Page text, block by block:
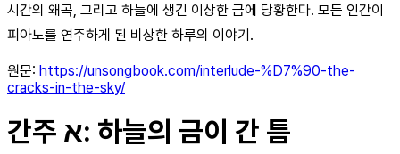
시간의 왜곡, 그리고 하늘에 생긴 이상한 금에 당황한다. 모든 인간이
피아노를 연주하게 된 비상한 하루의 이야기.
원문: https://unsongbook.com/interlude-%D7%90-the-
cracks-in-the-sky/
간주 א: 하늘의 금이 간 틈